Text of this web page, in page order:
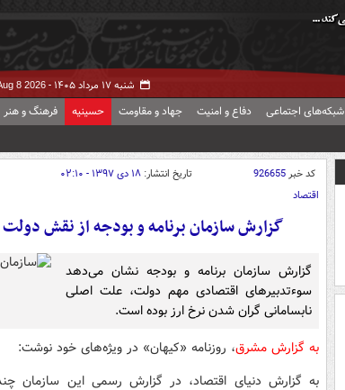
شنبه ۱۷ مرداد ۱۴۰۵ - 8 2026
شبکه‌های اجتماعی دفاع و امنیت جهاد و مقاومت حسینیه فرهنگ و هنر
کد خبر926655 تاریخ انتشار: ۱۸ دی ۱۳۹۷ - ۰۲:۱۰
اقتصاد
گزارش سازمان برنامه و بودجه از نقش دولت
گزارش سازمان برنامه و بودجه نشان می‌دهد
سوءتدبیرهای اقتصادی مهم دولت، علت اصلی
نابسامانی گران شدن نرخ ارز بوده است.
به گزارش مشرق، روزنامه «کیهان» در ویژه‌های خود نوشت:
به گزارش دنیای اقتصاد، در گزارش رسمی این